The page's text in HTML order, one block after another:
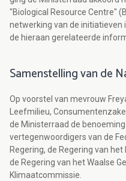
"Biological Resource Centre"
netwerking van de initiatieven
de hieraan gerelateerde
Samenstelling van de
Op voorstel van mevrouw
Leefmilieu,
de Ministerraad de
vertegenwoordigers van de
Regering, de Regering van
de Regering van het Waalse
Klimaatcommissie.